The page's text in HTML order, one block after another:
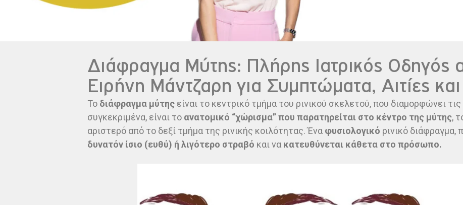
Διάφραγμα Μύτης: Πλήρης Ιατρικός Οδηγός
Ειρήνη Μάντζαρη για Συμπτώματα, Αιτίες
Το διάφραγμα μύτης είναι το κεντρικό τμήμα του ρινικού σκελετού, που διαμορφώνει
συγκεκριμένα, είναι το ανατομικό “χώρισμα” που παρατηρείται στο κέντρο της μύτης,
αριστερό από το δεξί τμήμα της ρινικής κοιλότητας. Ένα φυσιολογικό ρινικό διάφραγμα,
δυνατόν ίσιο (ευθύ) ή λιγότερο στραβό και να κατευθύνεται κάθετα στο πρόσωπο.